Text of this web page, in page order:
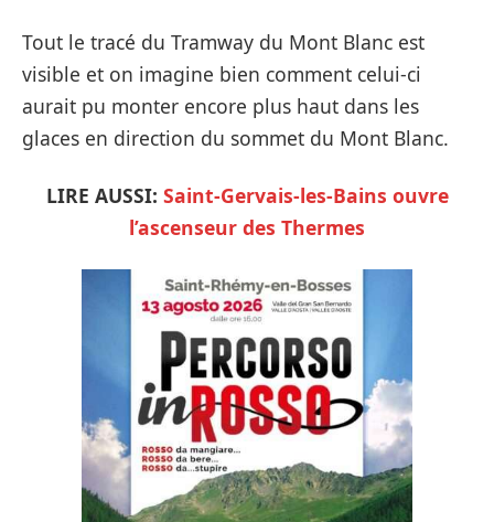
Tout le tracé du Tramway du Mont Blanc est
visible et on imagine bien comment celui-ci
aurait pu monter encore plus haut dans les
glaces en direction du sommet du Mont Blanc.
LIRE AUSSI: Saint-Gervais-les-Bains ouvre
l’ascenseur des Thermes